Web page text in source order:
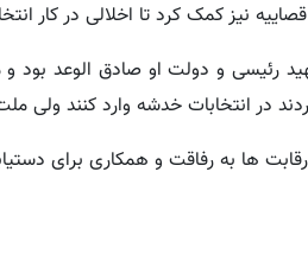
نیز کمک کرد تا اخلالی در کار
رئیسی و دولت او صادق الوعد بود
در انتخابات خدشه وارد کنند ولی
ها به رفاقت و همکاری برای